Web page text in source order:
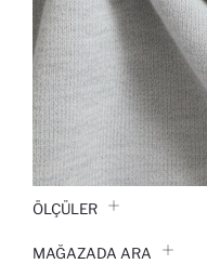
ÖLÇÜLER
MAĞAZADA ARA